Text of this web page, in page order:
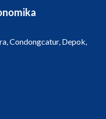
Condongcatur, Depok,